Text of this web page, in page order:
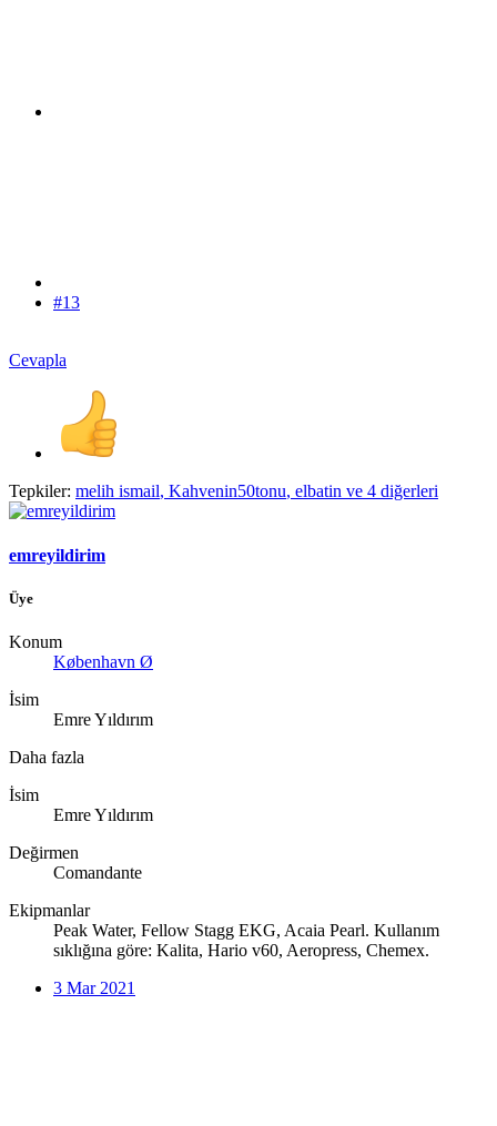
#13
Cevapla
Tepkiler: melih ismail, Kahvenin50tonu, elbatin ve 4 diğerleri
emreyildirim
Üye
Konum
København Ø
İsim
Emre Yıldırım
Daha fazla
İsim
Emre Yıldırım
Değirmen
Comandante
Ekipmanlar
Peak Water, Fellow Stagg EKG, Acaia Pearl. Kullanım
sıklığına göre: Kalita, Hario v60, Aeropress, Chemex.
3 Mar 2021